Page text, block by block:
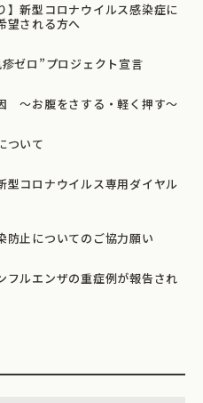
】新型コロナウイルス感染症に
望される⽅へ
ゼロ”プロジェクト宣言
～お腹をさする・軽く押す～
ついて
型コロナウイルス専用ダイヤル
防止についてのご協力願い
フルエンザの重症例が報告され